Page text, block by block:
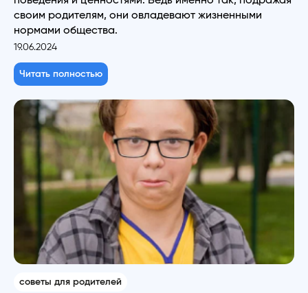
своим родителям, они овладевают жизненными
нормами общества.
19.06.2024
Читать полностью
советы для родителей